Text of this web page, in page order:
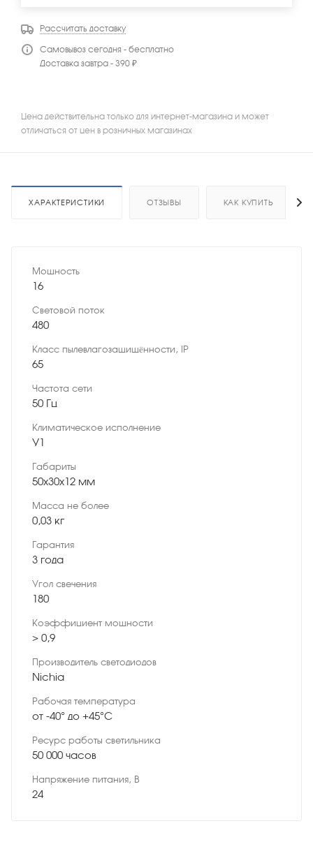
Рассчитать доставку
Самовывоз сегодня - бесплатно
Доставка завтра - 390 ₽
Цена действительна только для интернет-магазина и может
отличаться от цен в розничных магазинах
ХАРАКТЕРИСТИКИ ОТЗЫВЫ КАК КУПИТЬ
Мощность
16
Световой поток
480
Класс пылевлагозащищённости, IP
65
Частота сети
50 Гц
Климатическое исполнение
У1
Габариты
50x30x12 мм
Масса не более
0,03 кг
Гарантия
3 года
Угол свечения
180
Коэффициент мощности
> 0,9
Производитель светодиодов
Nichia
Рабочая температура
от -40° до +45°С
Ресурс работы светильника
50 000 часов
Напряжение питания, В
24